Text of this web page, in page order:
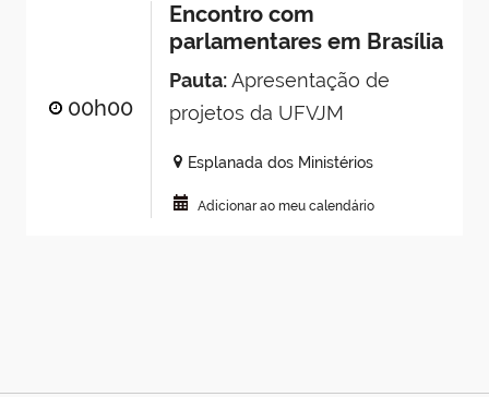
00h00
Encontro com
parlamentares em Brasília
Pauta:Apresentação de
projetos da UFVJM
Esplanada dos Ministérios
Adicionar ao meu calendário